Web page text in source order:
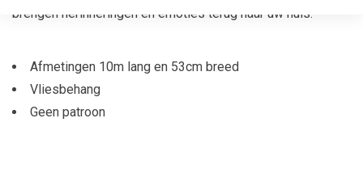
brengen herinneringen en emoties terug naar uw huis.
Afmetingen 10m lang en 53cm breed
Vliesbehang
Geen patroon